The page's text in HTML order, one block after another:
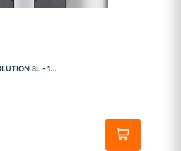
Friteuse sans Huile - REVOLUTION 8L - 1...